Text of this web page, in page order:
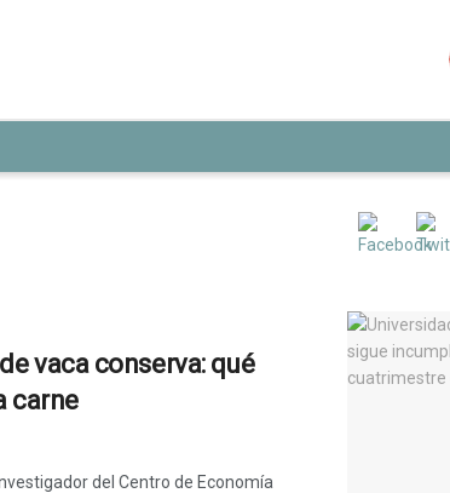
vaca conserva: qué
carne
del Centro de Economía